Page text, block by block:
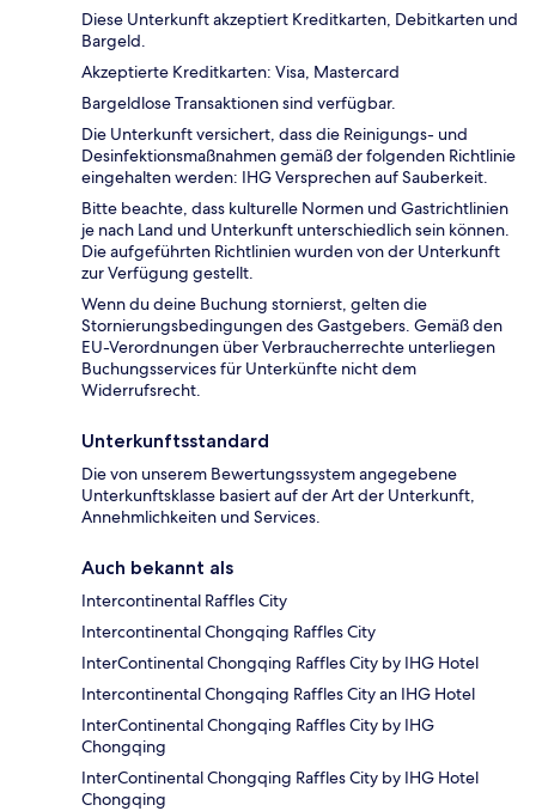
Diese Unterkunft akzeptiert Kreditkarten, Debitkarten und
Bargeld.
Akzeptierte Kreditkarten: Visa, Mastercard
Bargeldlose Transaktionen sind verfügbar.
Die Unterkunft versichert, dass die Reinigungs- und
Desinfektionsmaßnahmen gemäß der folgenden Richtlinie
eingehalten werden: IHG Versprechen auf Sauberkeit.
Bitte beachte, dass kulturelle Normen und Gastrichtlinien
je nach Land und Unterkunft unterschiedlich sein können.
Die aufgeführten Richtlinien wurden von der Unterkunft
zur Verfügung gestellt.
Wenn du deine Buchung stornierst, gelten die
Stornierungsbedingungen des Gastgebers. Gemäß den
EU-Verordnungen über Verbraucherrechte unterliegen
Buchungsservices für Unterkünfte nicht dem
Widerrufsrecht.
Unterkunftsstandard
Die von unserem Bewertungssystem angegebene
Unterkunftsklasse basiert auf der Art der Unterkunft,
Annehmlichkeiten und Services.
Auch bekannt als
Intercontinental Raffles City
Intercontinental Chongqing Raffles City
InterContinental Chongqing Raffles City by IHG Hotel
Intercontinental Chongqing Raffles City an IHG Hotel
InterContinental Chongqing Raffles City by IHG
Chongqing
InterContinental Chongqing Raffles City by IHG Hotel
Chongqing